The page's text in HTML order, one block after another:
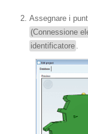
Assegnare i
(Connessione
identificatore